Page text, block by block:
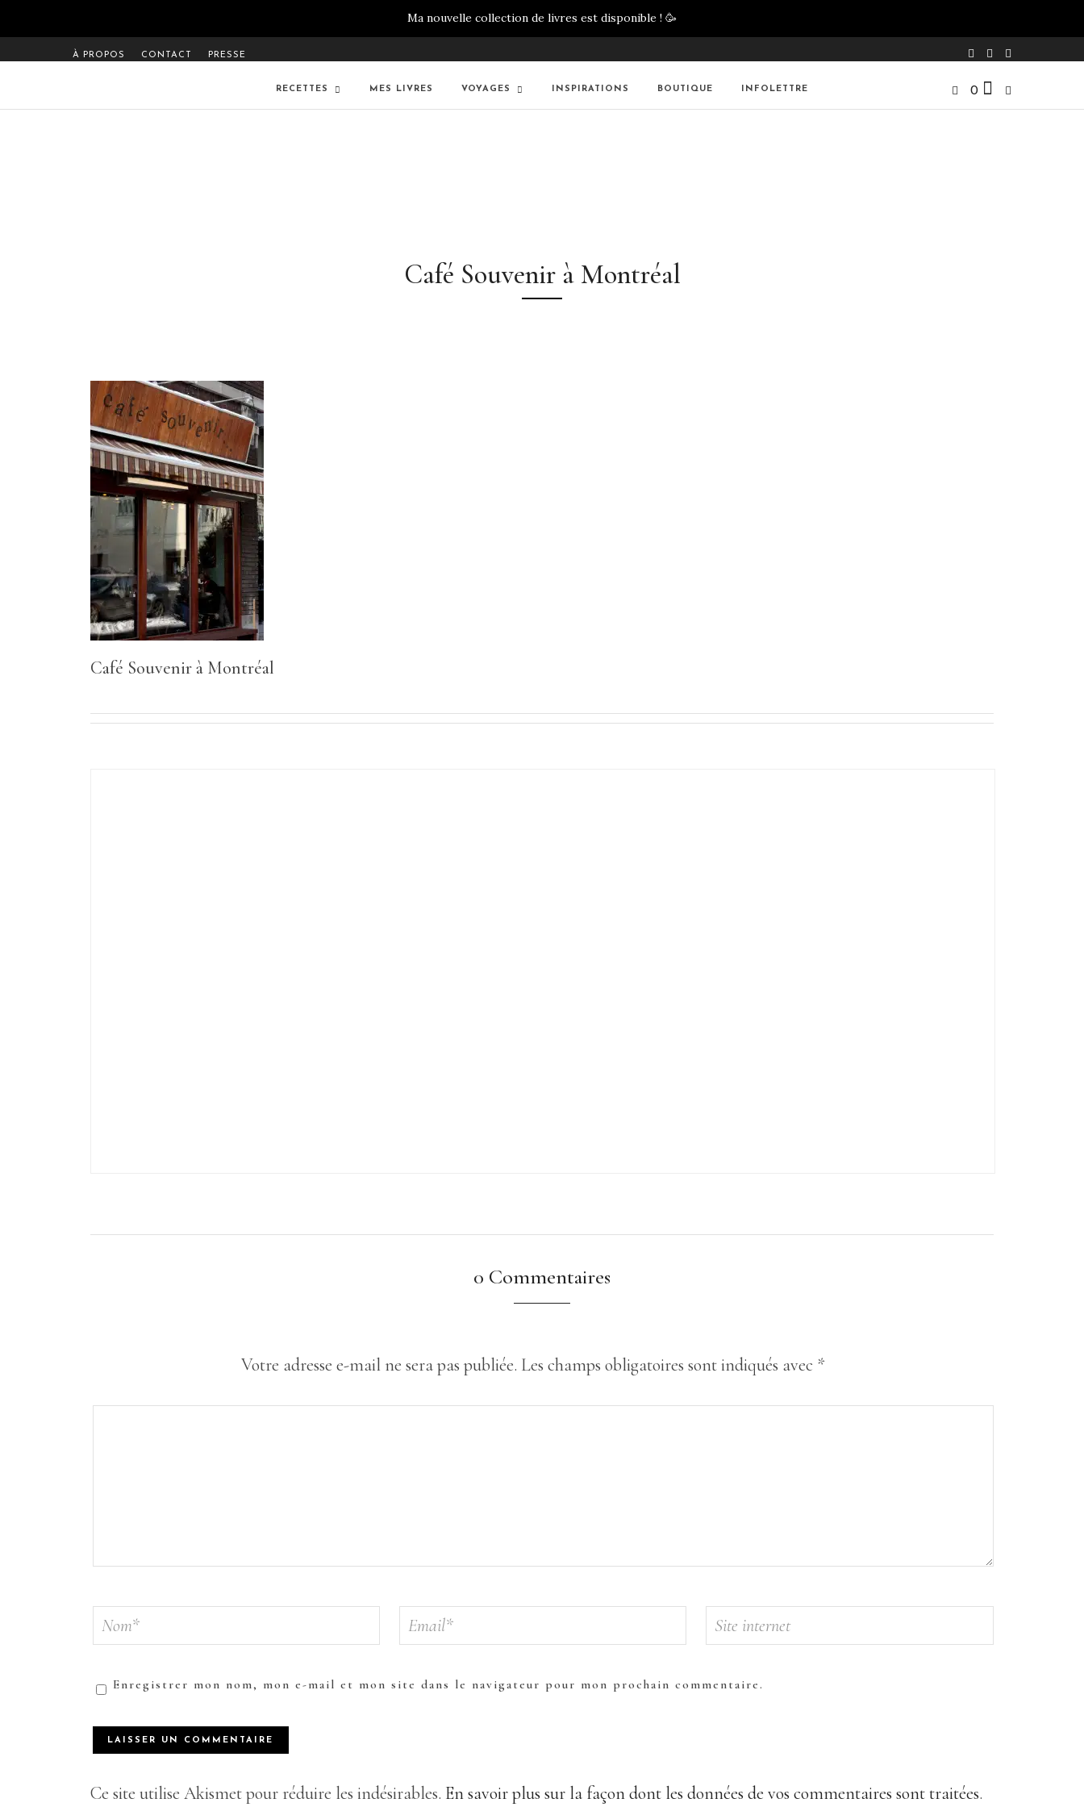
Ma nouvelle collection de livres est disponible ! 🥳
À PROPOS CONTACT PRESSE
RECETTES MES LIVRES VOYAGES INSPIRATIONS BOUTIQUE INFOLETTRE 0
Café Souvenir à Montréal
Café Souvenir à Montréal
0 Commentaires
Votre adresse e-mail ne sera pas publiée. Les champs obligatoires sont indiqués avec *
Enregistrer mon nom, mon e-mail et mon site dans le navigateur pour mon prochain commentaire.
Ce site utilise Akismet pour réduire les indésirables. En savoir plus sur la façon dont les données de vos commentaires sont traitées.